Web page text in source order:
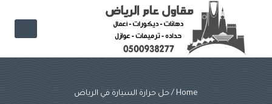
content
Home
/ حل حرارة السيارة في الرياض